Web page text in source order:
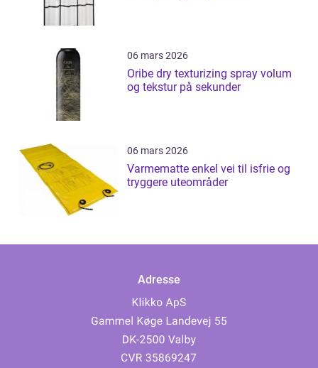
06 mars 2026
Oribe dry texturizing spray volum
og tekstur på sekunder
06 mars 2026
Varmematte enkel vei til isfrie og
tryggere uteområder
Adresse